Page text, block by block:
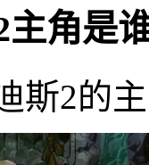
角是谁
斯2的